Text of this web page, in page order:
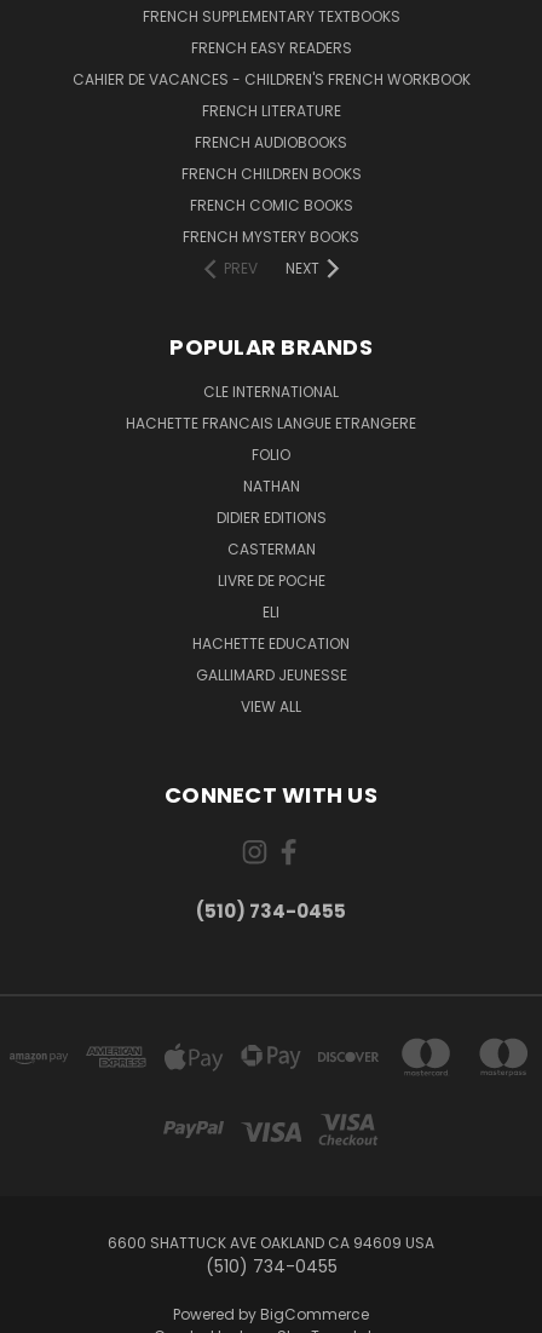
FRENCH SUPPLEMENTARY TEXTBOOKS
FRENCH EASY READERS
CAHIER DE VACANCES - CHILDREN'S FRENCH WORKBOOK
FRENCH LITERATURE
FRENCH AUDIOBOOKS
FRENCH CHILDREN BOOKS
FRENCH COMIC BOOKS
FRENCH MYSTERY BOOKS
PREV
NEXT
POPULAR BRANDS
CLE INTERNATIONAL
HACHETTE FRANCAIS LANGUE ETRANGERE
FOLIO
NATHAN
DIDIER EDITIONS
CASTERMAN
LIVRE DE POCHE
ELI
HACHETTE EDUCATION
GALLIMARD JEUNESSE
VIEW ALL
CONNECT WITH US
(510) 734-0455
6600 SHATTUCK AVE OAKLAND CA 94609 USA
(510) 734-0455
Powered by BigCommerce